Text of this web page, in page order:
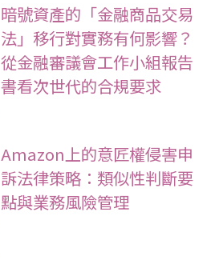
暗號資產的「金融商品交易
法」移行對實務有何影響？
從金融審議會工作小組報告
書看次世代的合規要求
Amazon上的意匠權侵害申
訴法律策略：類似性判斷要
點與業務風險管理